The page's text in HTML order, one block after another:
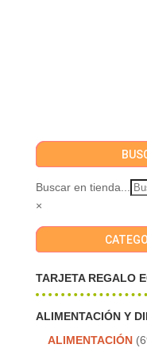
Buscar en tienda...
×
TARJETA REGALO
ALIMENTACIÓN Y
ALIMENTACIÓN